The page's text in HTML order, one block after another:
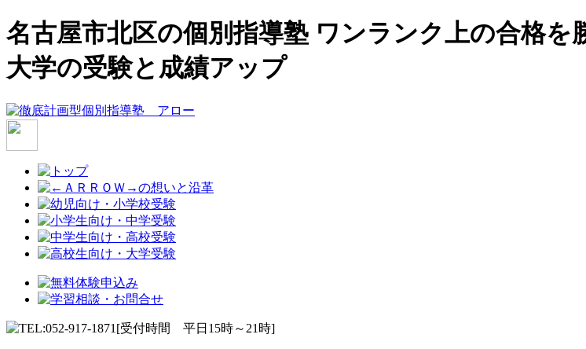
名古屋市北区の個別指導塾 ワンランク上の合格を
大学の受験と成績アップ